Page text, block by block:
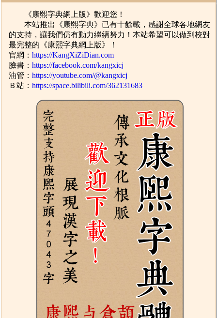
《康熙字典網上版》歡迎您！
本站推出《康熙字典》已有十餘載，感謝全球各地網友
的支持，讓我們仍有動力繼續努力！本站希望可以做到校對
最完整的《康熙字典網上版》！
官網：https://KangXiZiDian.com
臉書：https://facebook.com/kangxicj
油管：https://youtube.com/@kangxicj
Ｂ站：https://space.bilibili.com/362131683